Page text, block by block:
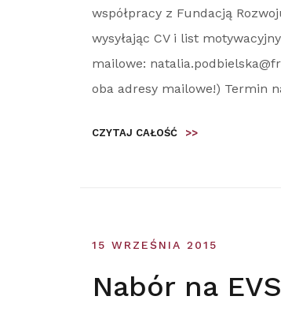
współpracy z Fundacją
wysyłając CV i list
mailowe:
oba adresy mailowe!) Termin
CZYTAJ CAŁOŚĆ >>
15 WRZEŚNIA 2015
Nabór na